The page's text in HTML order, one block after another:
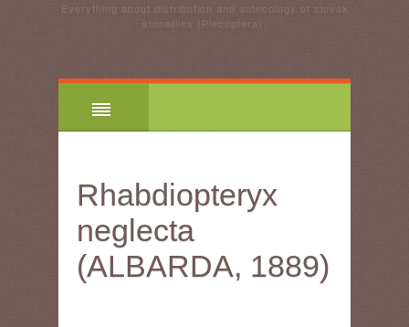
Everything about distribution and autecology of slovak
stoneflies (Plecoptera).
Rhabdiopteryx
neglecta
(ALBARDA, 1889)